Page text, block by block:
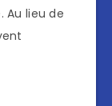
Au lieu de